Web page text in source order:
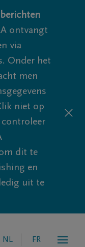
ontvangt
via
Onder het
men
niet op
dit te
en
uit te
NL FR